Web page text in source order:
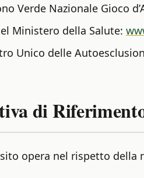
Verde Nazionale Gioco
Ministero della Salute:
Unico delle
di
opera nel rispetto della